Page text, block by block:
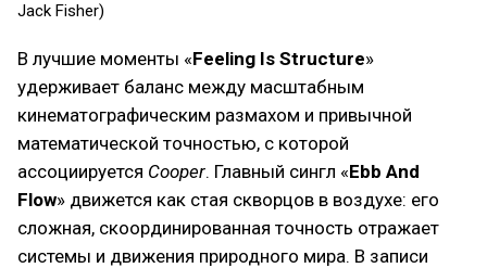
Jack Fisher)
В лучшие моменты «Feeling Is Structure»
удерживает баланс между масштабным
кинематографическим размахом и привычной
математической точностью, с которой
ассоциируется Cooper. Главный сингл «Ebb And
Flow» движется как стая скворцов в воздухе: его
сложная, скоординированная точность отражает
системы и движения природного мира. В записи